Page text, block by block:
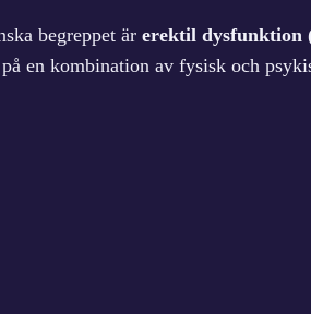
begreppet är erektil dysfunktion
en kombination av fysisk och